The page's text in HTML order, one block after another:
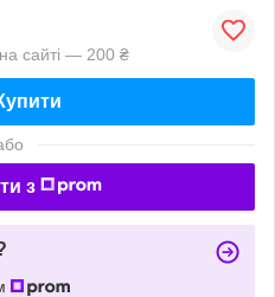
сайті — 200 ₴
з